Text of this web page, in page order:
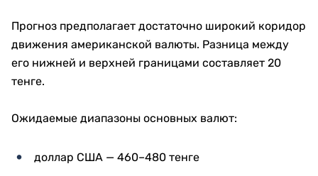
Прогноз предполагает достаточно широкий коридор
движения американской валюты. Разница между
его нижней и верхней границами составляет 20
тенге.
Ожидаемые диапазоны основных валют:
доллар США — 460–480 тенге